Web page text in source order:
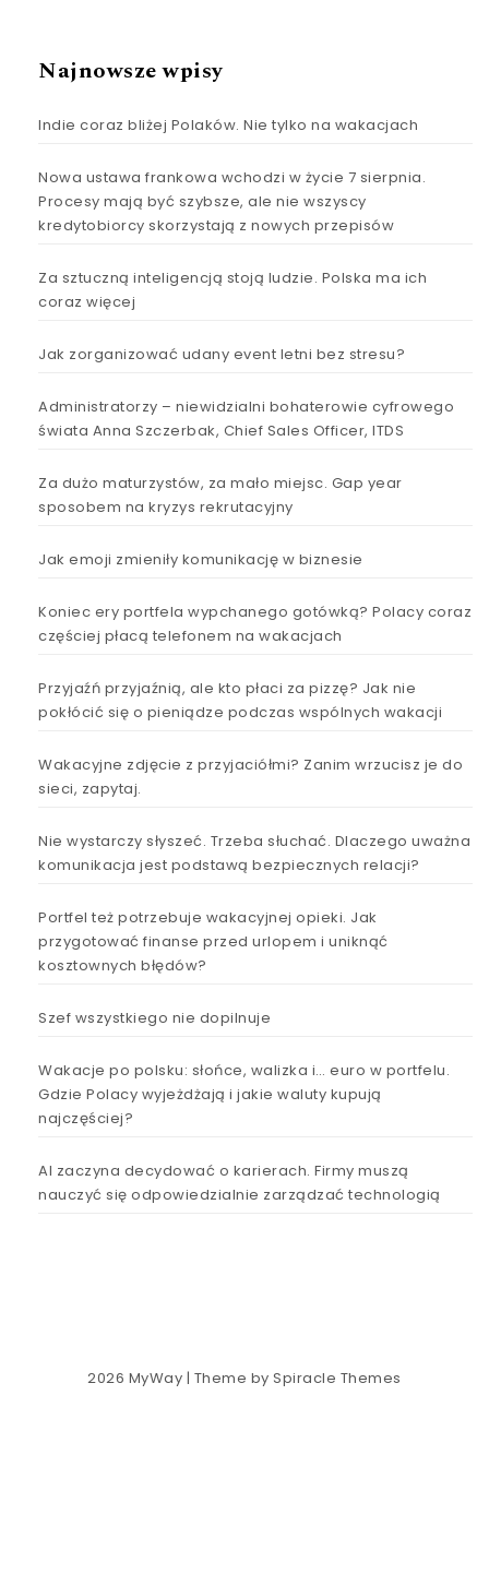
Najnowsze wpisy
Indie coraz bliżej Polaków. Nie tylko na wakacjach
Nowa ustawa frankowa wchodzi w życie 7 sierpnia.
Procesy mają być szybsze, ale nie wszyscy
kredytobiorcy skorzystają z nowych przepisów
Za sztuczną inteligencją stoją ludzie. Polska ma ich
coraz więcej
Jak zorganizować udany event letni bez stresu?
Administratorzy – niewidzialni bohaterowie cyfrowego
świata Anna Szczerbak, Chief Sales Officer, ITDS
Za dużo maturzystów, za mało miejsc. Gap year
sposobem na kryzys rekrutacyjny
Jak emoji zmieniły komunikację w biznesie
Koniec ery portfela wypchanego gotówką? Polacy coraz
częściej płacą telefonem na wakacjach
Przyjaźń przyjaźnią, ale kto płaci za pizzę? Jak nie
pokłócić się o pieniądze podczas wspólnych wakacji
Wakacyjne zdjęcie z przyjaciółmi? Zanim wrzucisz je do
sieci, zapytaj.
Nie wystarczy słyszeć. Trzeba słuchać. Dlaczego uważna
komunikacja jest podstawą bezpiecznych relacji?
Portfel też potrzebuje wakacyjnej opieki. Jak
przygotować finanse przed urlopem i uniknąć
kosztownych błędów?
Szef wszystkiego nie dopilnuje
Wakacje po polsku: słońce, walizka i… euro w portfelu.
Gdzie Polacy wyjeżdżają i jakie waluty kupują
najczęściej?
AI zaczyna decydować o karierach. Firmy muszą
nauczyć się odpowiedzialnie zarządzać technologią
2026 MyWay | Theme bySpiracle Themes